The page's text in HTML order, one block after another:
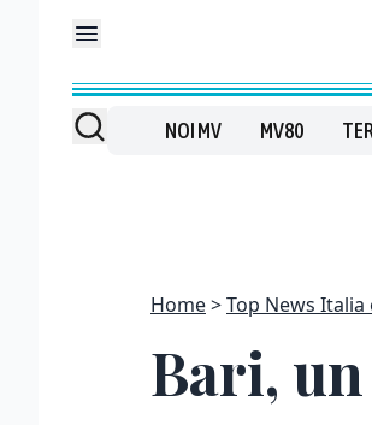
NOI MV MV80
Home Top News Italia
Bari,